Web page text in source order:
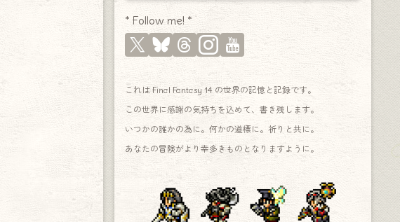
* Follow me! *
これは Final Fantasy 14 の世界の記憶と記録です。
この世界に感謝の気持ちを込めて、書き残します。
いつかの誰かの為に。何かの道標に。祈りと共に。
あなたの冒険がより幸多きものとなりますように。